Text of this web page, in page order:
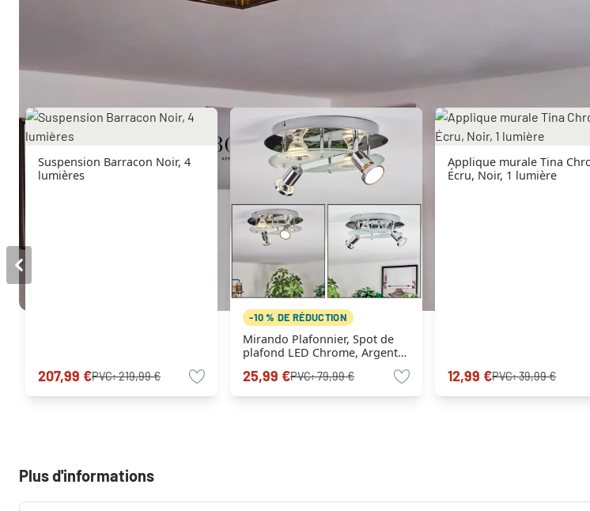
Suspension Barracon Noir, 4
lumières
207,99 €PVC:219,99 €
-10 % DE RÉDUCTION
Mirando Plafonnier, Spot de
plafond LED Chrome, Argenté,
25,99 €PVC:79,99 €
Applique murale Tina Chrome,
Écru, Noir, 1 lumière
12,99 €PVC:39,99 €
Plus d'informations